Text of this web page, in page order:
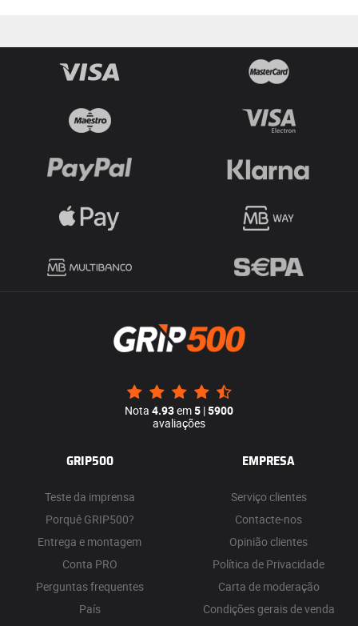
Nota 4.93em5 |5900
avaliações
GRIP500
Teste da imprensa
Porquê GRIP500?
Entrega e montagem
Conta PRO
Perguntas frequentes
País
EMPRESA
Serviço clientes
Contacte-nos
Opinião clientes
Política de Privacidade
Carta de moderação
Condições gerais de venda